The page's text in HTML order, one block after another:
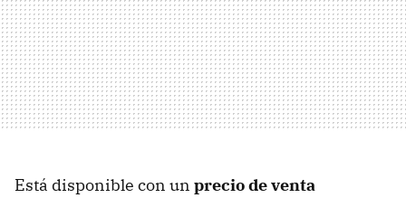
Está disponible con un precio de venta